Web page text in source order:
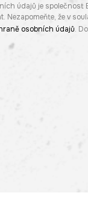
údajů je společnost
Nezapomeňte, že v
osobních údajů.